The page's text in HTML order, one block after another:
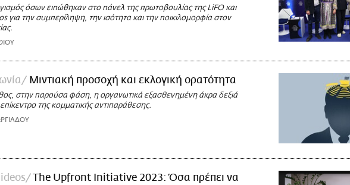
όσων ειπώθηκαν στο πάνελ της πρωτοβουλίας της LiFO και
για την συμπερίληψη, την ισότητα και την ποικιλομορφία στον
Μιντιακή προσοχή και εκλογική ορατότητα
στην παρούσα φάση, η οργανωτικά εξασθενημένη άκρα δεξιά
της κομματικής αντιπαράθεσης.
The Upfront Initiative 2023: Όσα πρέπει να